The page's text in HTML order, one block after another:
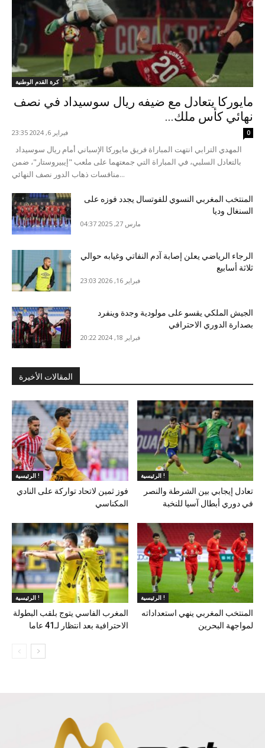
كرة القدم الوطنية
مايوركا يتعادل مع ضيفه ريال سوسيداد في نصف
نهائي كأس ملك...
فبراير 6, 2024 23:35 0
بالتعادل السلبي، في المباراة التي جمعتهما على ملعب "إيبيروستار"، ضمن
منافسات ذهاب الدور نصف النهائي...
المنتخب المغربي النسوي للفوتسال يجدد فوزه على
السنغال وديا
مارس 27, 2025 04:37
الرجاء الرياضي يعلن إصابة آدم النفاتي وغيابه حوالي
ثلاثة أسابيع
فبراير 16, 2026 23:03
الجيش الملكي يقسو على مولودية وجدة وينفرد
بصدارة الدوري الاحترافي
فبراير 18, 2024 20:22
المقالات الأخيرة
الرئيسية !
فوز ثمين لاتحاد تواركة على النادي
المكناسي
الرئيسية !
تعادل إيجابي بين الشرطة والنصر
في دوري أبطال آسيا للنخبة
الرئيسية !
المغرب الفاسي يتوج بلقب البطولة
الاحترافية بعد انتظار لـ41 عاما
الرئيسية !
المنتخب المغربي ينهي استعداداته
لمواجهة البحرين